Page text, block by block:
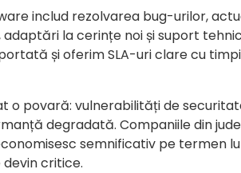
includ rezolvarea bug-urilor,
la cerințe noi și suport
și oferim SLA-uri clare cu
o povară: vulnerabilități de
degradată. Companiile din
semnificativ pe termen
critice.